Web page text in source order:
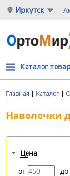
Иркутск
Каталог
Главная | Каталог |
Наволочки
Цена
от
до